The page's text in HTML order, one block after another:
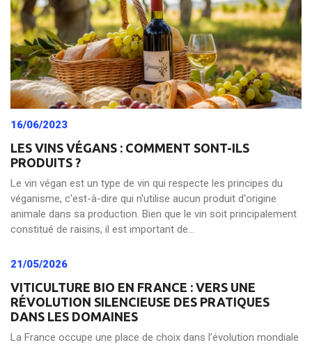
16/06/2023
LES VINS VÉGANS : COMMENT SONT-ILS
PRODUITS ?
Le vin végan est un type de vin qui respecte les principes du
véganisme, c'est-à-dire qui n'utilise aucun produit d'origine
animale dans sa production. Bien que le vin soit principalement
constitué de raisins, il est important de...
21/05/2026
VITICULTURE BIO EN FRANCE : VERS UNE
RÉVOLUTION SILENCIEUSE DES PRATIQUES
DANS LES DOMAINES
La France occupe une place de choix dans l’évolution mondiale